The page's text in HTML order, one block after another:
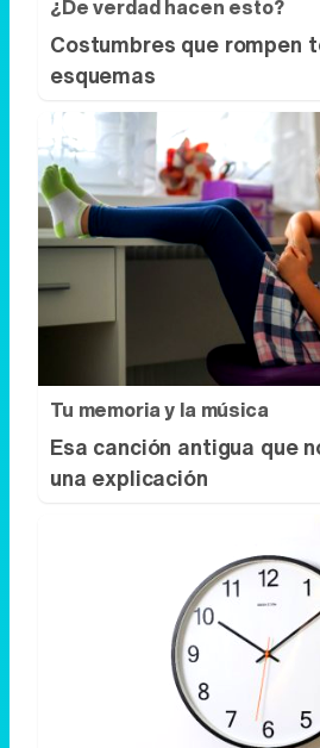
Tu memoria y la música
Esa canción antigua que
una explicación
¿El tiempo vuela?
Esto explica por qué los